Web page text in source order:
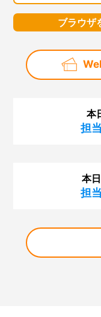
第118回 企画展
展」
第117回 サイエ
第116回 プラネ
第114回 「空を
第111回 企画展
せられた2人の
謎の光・Ｘ線をと
第109回 「星図
ブラウザ
本
担
本
担